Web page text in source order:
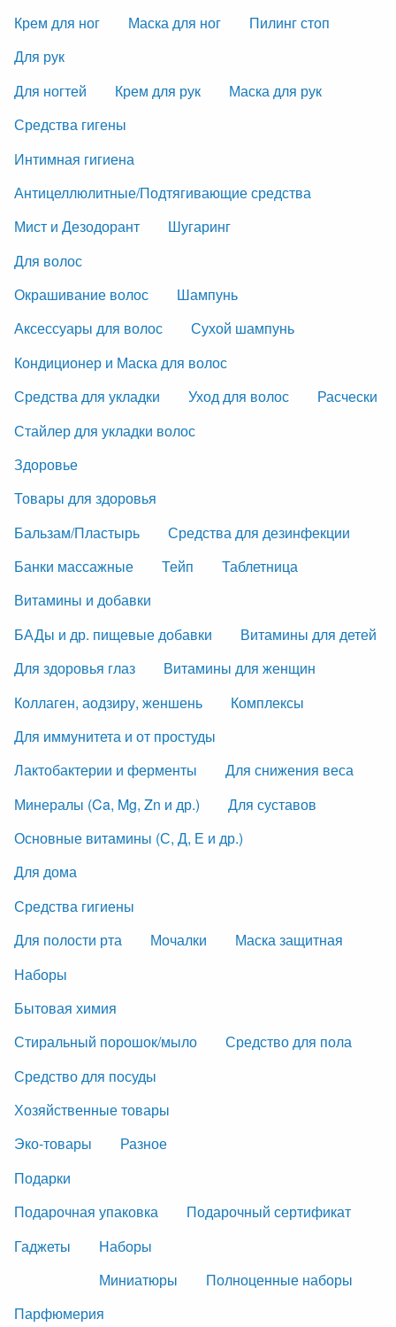
Крем для ног
Маска для ног
Пилинг стоп
Для рук
Для ногтей
Крем для рук
Маска для рук
Средства гигены
Интимная гигиена
Антицеллюлитные/Подтягивающие средства
Мист и Дезодорант
Шугаринг
Для волос
Окрашивание волос
Шампунь
Аксессуары для волос
Сухой шампунь
Кондиционер и Маска для волос
Средства для укладки
Уход для волос
Расчески
Стайлер для укладки волос
Здоровье
Товары для здоровья
Бальзам/Пластырь
Средства для дезинфекции
Банки массажные
Тейп
Таблетница
Витамины и добавки
БАДы и др. пищевые добавки
Витамины для детей
Для здоровья глаз
Витамины для женщин
Коллаген, аодзиру, женшень
Комплексы
Для иммунитета и от простуды
Лактобактерии и ферменты
Для снижения веса
Минералы (Ca, Mg, Zn и др.)
Для суставов
Основные витамины (С, Д, Е и др.)
Для дома
Средства гигиены
Для полости рта
Мочалки
Маска защитная
Наборы
Бытовая химия
Стиральный порошок/мыло
Средство для пола
Средство для посуды
Хозяйственные товары
Эко-товары
Разное
Подарки
Подарочная упаковка
Подарочный сертификат
Гаджеты
Наборы
Миниатюры
Полноценные наборы
Парфюмерия